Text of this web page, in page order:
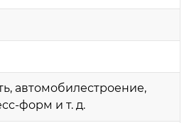
автомобилестроение,
форм и т. д.